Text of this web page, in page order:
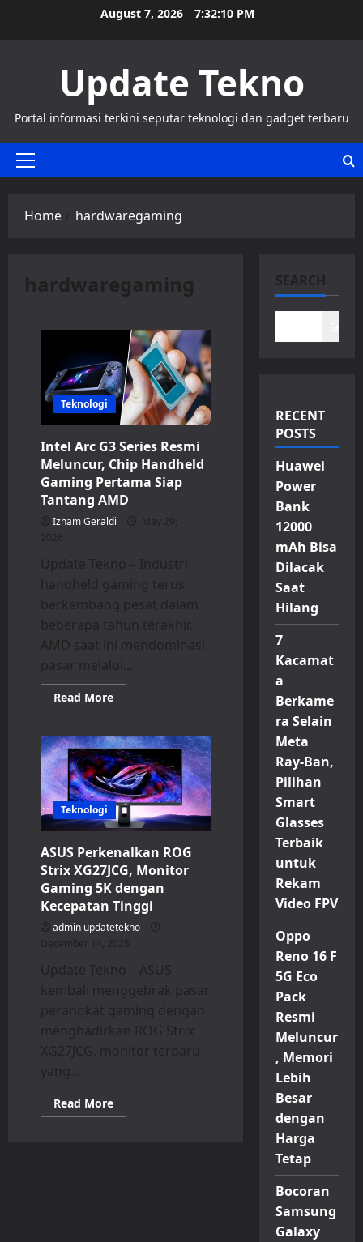
August 7, 2026 7:32:10 PM
Update Tekno
Portal informasi terkini seputar teknologi dan gadget terbaru
Primary
Home hardwaregaming
hardwaregaming
Teknologi
Intel Arc G3 Series Resmi
Meluncur, Chip Handheld
Gaming Pertama Siap
Tantang AMD
Izham Geraldi
May 29,
2026
Update Tekno – Industri
handheld gaming terus
berkembang pesat dalam
beberapa tahun terakhir.
AMD saat ini mendominasi
pasar melalui...
Read MoreRead
more
Arc
G3
Series
Resmi
Meluncur,
Chip
Handheld
Gaming
Pertama
Siap
Tantang
AMD
Teknologi
ASUS Perkenalkan ROG
Strix XG27JCG, Monitor
Gaming 5K dengan
Kecepatan Tinggi
admin updatetekno
December 14, 2025
Update Tekno – ASUS
kembali menggebrak pasar
perangkat gaming dengan
menghadirkan ROG Strix
XG27JCG, monitor terbaru
yang...
Read MoreRead
more
SEARCH
RECENT
POSTS
Huawei
Power
Bank
12000
mAh Bisa
Dilacak
Saat
Hilang
7
Kacamat
a
Berkame
ra Selain
Meta
Ray-Ban,
Pilihan
Smart
Glasses
Terbaik
untuk
Rekam
Video FPV
Oppo
Reno 16 F
5G Eco
Pack
Resmi
Meluncur
, Memori
Lebih
Besar
dengan
Harga
Tetap
Bocoran
Samsung
Galaxy